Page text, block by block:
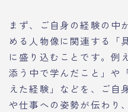
まず、ご自身の経験の中
める人物像に関連する「
に盛り込むことです。例
添う中で学んだこと」や
えた経験」などを、ご自
や仕事への姿勢が伝わり